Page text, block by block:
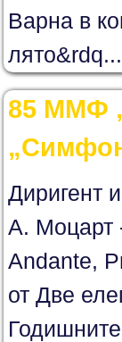
Варна в
лято&rdq...
85 ММФ
Диригент
А. Моцарт
Andante,
от Две